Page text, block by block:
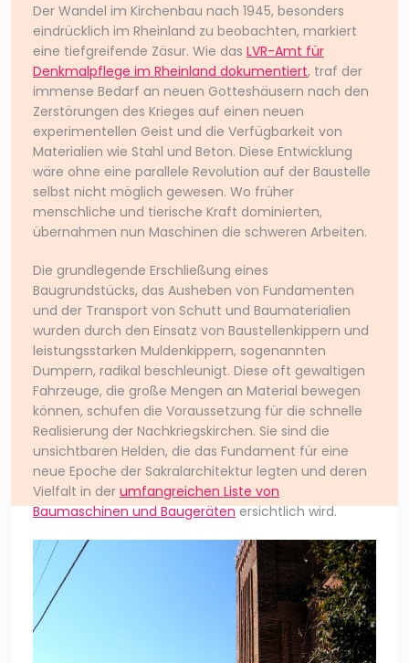
Der Wandel im Kirchenbau nach 1945, besonders
eindrücklich im Rheinland zu beobachten, markiert
eine tiefgreifende Zäsur. Wie das LVR-Amt für
Denkmalpflege im Rheinland dokumentiert, traf der
immense Bedarf an neuen Gotteshäusern nach den
Zerstörungen des Krieges auf einen neuen
experimentellen Geist und die Verfügbarkeit von
Materialien wie Stahl und Beton. Diese Entwicklung
wäre ohne eine parallele Revolution auf der Baustelle
selbst nicht möglich gewesen. Wo früher
menschliche und tierische Kraft dominierten,
übernahmen nun Maschinen die schweren Arbeiten.
Die grundlegende Erschließung eines
Baugrundstücks, das Ausheben von Fundamenten
und der Transport von Schutt und Baumaterialien
wurden durch den Einsatz von Baustellenkippern und
leistungsstarken Muldenkippern, sogenannten
Dumpern, radikal beschleunigt. Diese oft gewaltigen
Fahrzeuge, die große Mengen an Material bewegen
können, schufen die Voraussetzung für die schnelle
Realisierung der Nachkriegskirchen. Sie sind die
unsichtbaren Helden, die das Fundament für eine
neue Epoche der Sakralarchitektur legten und deren
Vielfalt in der umfangreichen Liste von
Baumaschinen und Baugerätenersichtlich wird.